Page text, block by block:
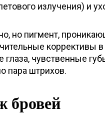
излучения) и
но пигмент,
коррективы
чувственные
пара штрихов.
бровей